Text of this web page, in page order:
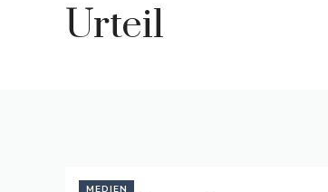
Urteil
MEDIEN